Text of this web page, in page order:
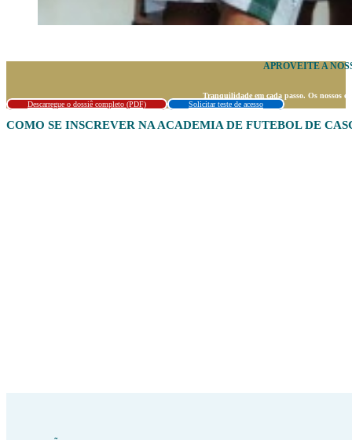
APROVEITE A
Tranquilidade em cada passo. Os nossos
Descarregue o dossiê completo (PDF)
Solicitar teste de acesso
COMO SE INSCREVER NA ACADEMIA DE FUTEBOL DE